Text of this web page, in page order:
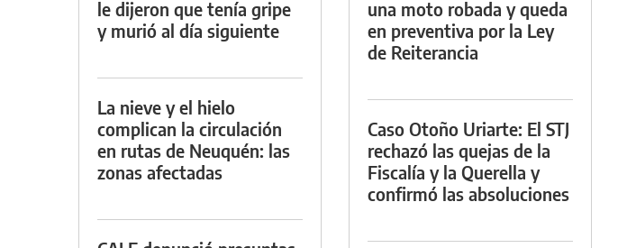
le dijeron que tenía gripe
y murió al día siguiente
La nieve y el hielo
complican la circulación
en rutas de Neuquén: las
zonas afectadas
una moto robada y queda
en preventiva por la Ley
de Reiterancia
Caso Otoño Uriarte: El STJ
rechazó las quejas de la
Fiscalía y la Querella y
confirmó las absoluciones